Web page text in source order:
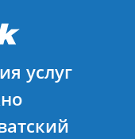
услуг